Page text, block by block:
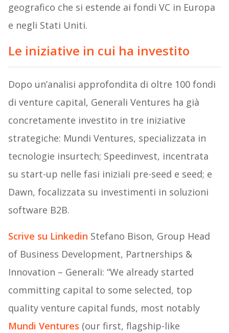
geografico che si estende ai fondi VC in Europa
e negli Stati Uniti.
Le iniziative in cui ha investito
Dopo un’analisi approfondita di oltre 100 fondi
di venture capital, Generali Ventures ha già
concretamente investito in tre iniziative
strategiche: Mundi Ventures, specializzata in
tecnologie insurtech; Speedinvest, incentrata
su start-up nelle fasi iniziali pre-seed e seed; e
Dawn, focalizzata su investimenti in soluzioni
software B2B.
Scrive su Linkedin Stefano Bison, Group Head
of Business Development, Partnerships &
Innovation – Generali: “We already started
committing capital to some selected, top
quality venture capital funds, most notably
Mundi Ventures (our first, flagship-like